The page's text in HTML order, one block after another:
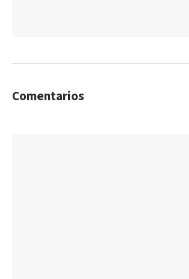
Comentarios